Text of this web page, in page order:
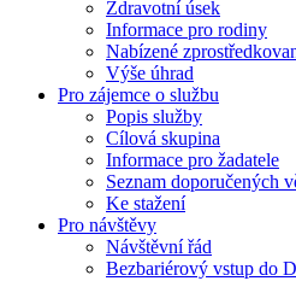
Zdravotní úsek
Informace pro rodiny
Nabízené
Výše úhrad
Pro zájemce o službu
Popis služby
Cílová skupina
Informace pro žadatele
Seznam doporučených
Ke stažení
Pro návštěvy
Návštěvní řád
Bezbariérový vstup do